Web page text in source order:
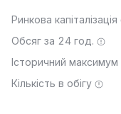
Ринкова капіталізація
Обсяг за 24 год.
Історичний максимум
Кількість в обігу